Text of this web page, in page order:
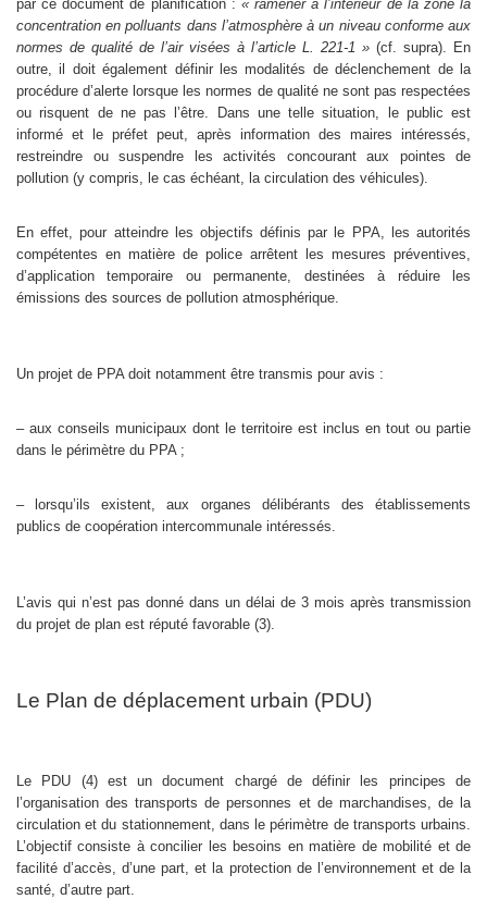
par ce document de planification : « ramener à l’intérieur de la zone la
concentration en polluants dans l’atmosphère à un niveau conforme aux
normes de qualité de l’air visées à l’article L. 221-1 » (cf. supra). En
outre, il doit également définir les modalités de déclenchement de la
procédure d’alerte lorsque les normes de qualité ne sont pas respectées
ou risquent de ne pas l’être. Dans une telle situation, le public est
informé et le préfet peut, après information des maires intéressés,
restreindre ou suspendre les activités concourant aux pointes de
pollution (y compris, le cas échéant, la circulation des véhicules).
En effet, pour atteindre les objectifs définis par le PPA, les autorités
compétentes en matière de police arrêtent les mesures préventives,
d’application temporaire ou permanente, destinées à réduire les
émissions des sources de pollution atmosphérique.
Un projet de PPA doit notamment être transmis pour avis :
– aux conseils municipaux dont le territoire est inclus en tout ou partie
dans le périmètre du PPA ;
– lorsqu’ils existent, aux organes délibérants des établissements
publics de coopération intercommunale intéressés.
L’avis qui n’est pas donné dans un délai de 3 mois après transmission
du projet de plan est réputé favorable (3).
Le Plan de déplacement urbain (PDU)
Le PDU (4) est un document chargé de définir les principes de
l’organisation des transports de personnes et de marchandises, de la
circulation et du stationnement, dans le périmètre de transports urbains.
L’objectif consiste à concilier les besoins en matière de mobilité et de
facilité d’accès, d’une part, et la protection de l’environnement et de la
santé, d’autre part.